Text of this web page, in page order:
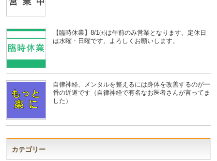
【臨時休業】8/1㈯は午前のみ営業となります。定休日
は水曜・日曜です。よろしくお願いします。
自律神経、メンタルを整えるには身体を改善するのが一
番の近道です（自律神経で有名なお医者さんが言ってま
した）
カテゴリー